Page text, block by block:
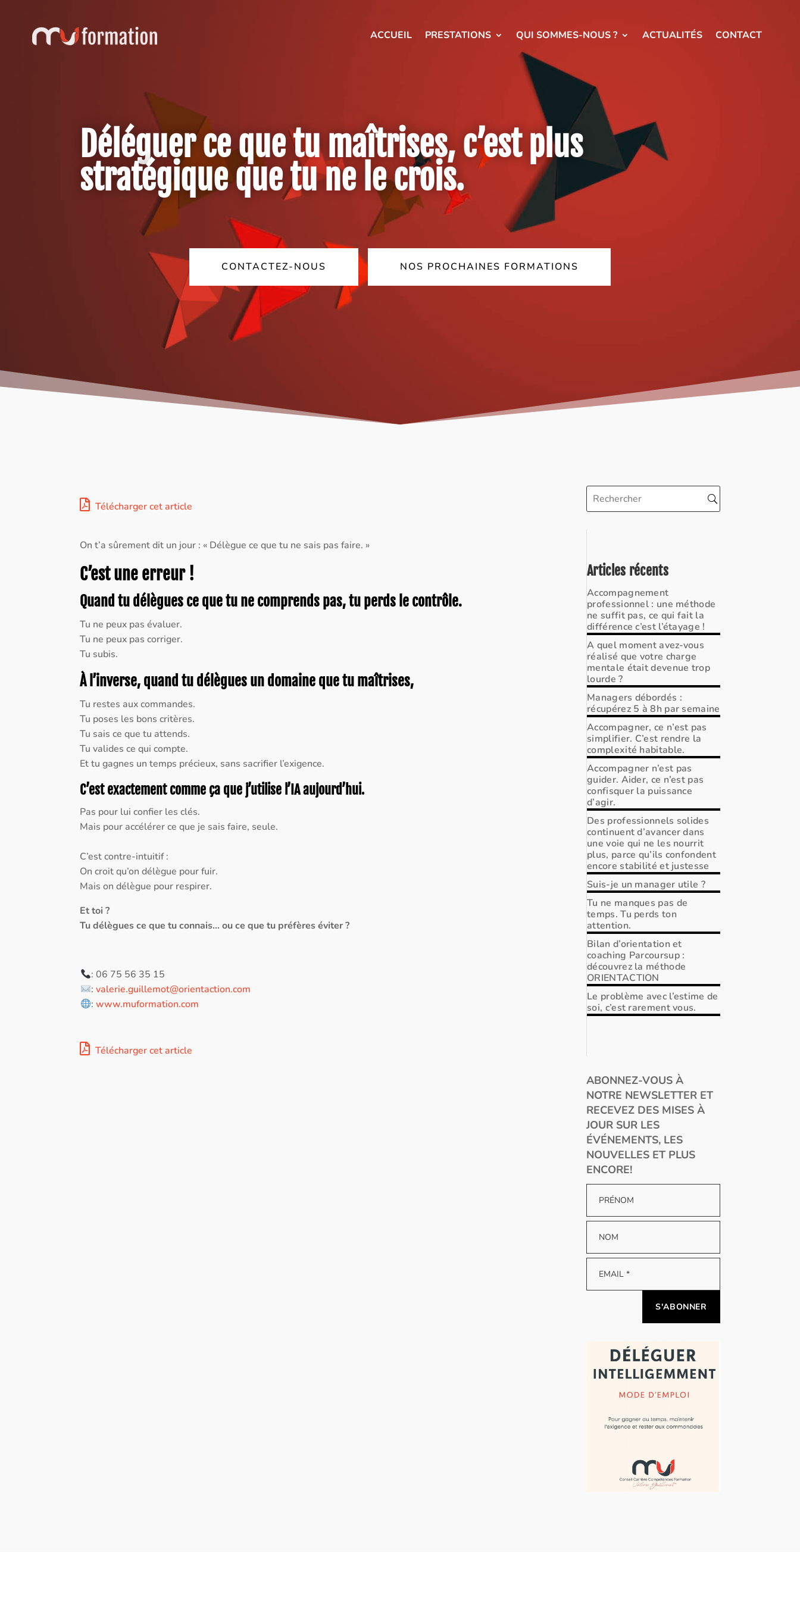
ACCUEIL PRESTATIONS QUI SOMMES-NOUS ? ACTUALITÉS CONTACT
Déléguer ce que tu maîtrises, c’est plus
stratégique que tu ne le crois.
CONTACTEZ-NOUS NOS PROCHAINES FORMATIONS
Télécharger cet article
On t’a sûrement dit un jour : « Délègue ce que tu ne sais pas faire. »
C’est une erreur !
Quand tu délègues ce que tu ne comprends pas, tu perds le contrôle.
Tu ne peux pas évaluer.
Tu ne peux pas corriger.
Tu subis.
À l’inverse, quand tu délègues un domaine que tu maîtrises,
Tu restes aux commandes.
Tu poses les bons critères.
Tu sais ce que tu attends.
Tu valides ce qui compte.
Et tu gagnes un temps précieux, sans sacrifier l’exigence.
C’est exactement comme ça que j’utilise l’IA aujourd’hui.
Pas pour lui confier les clés.
Mais pour accélérer ce que je sais faire, seule.
C’est contre-intuitif :
On croit qu’on délègue pour fuir.
Mais on délègue pour respirer.
Et toi ?
Tu délègues ce que tu connais… ou ce que tu préfères éviter ?
: 06 75 56 35 15
: valerie.guillemot@orientaction.com
: www.muformation.com
Télécharger cet article
Articles récents
Accompagnement
professionnel : une méthode
ne suffit pas, ce qui fait la
différence c’est l’étayage !
A quel moment avez-vous
réalisé que votre charge
mentale était devenue trop
lourde ?
Managers débordés :
récupérez 5 à 8h par semaine
Accompagner, ce n’est pas
simplifier. C’est rendre la
complexité habitable.
Accompagner n’est pas
guider. Aider, ce n’est pas
confisquer la puissance
d’agir.
Des professionnels solides
continuent d’avancer dans
une voie qui ne les nourrit
plus, parce qu’ils confondent
encore stabilité et justesse
Suis-je un manager utile ?
Tu ne manques pas de
temps. Tu perds ton
attention.
Bilan d’orientation et
coaching Parcoursup :
découvrez la méthode
ORIENTACTION
Le problème avec l’estime de
soi, c’est rarement vous.
ABONNEZ-VOUS À
NOTRE NEWSLETTER ET
RECEVEZ DES MISES À
JOUR SUR LES
ÉVÉNEMENTS, LES
NOUVELLES ET PLUS
ENCORE!